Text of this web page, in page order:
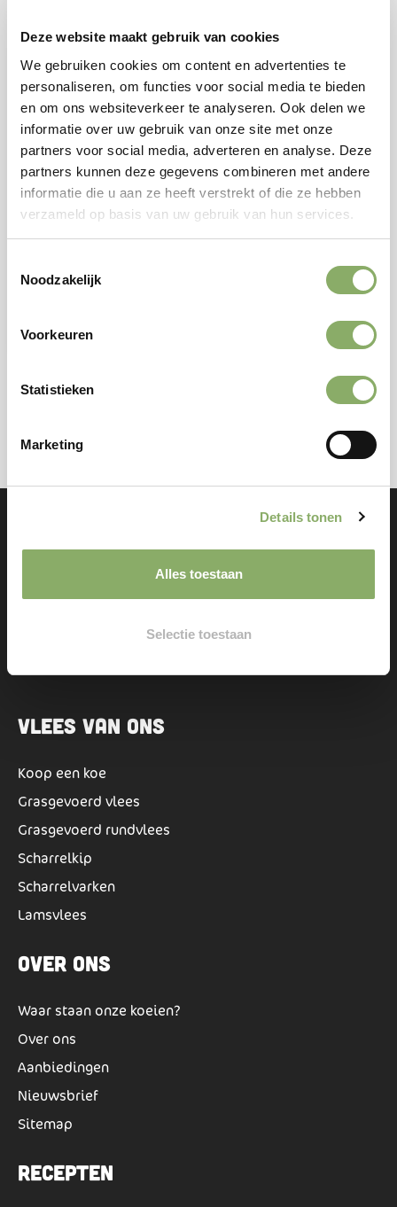
Deze website maakt gebruik van cookies
We gebruiken cookies om content en advertenties te
personaliseren, om functies voor social media te bieden
en om ons websiteverkeer te analyseren. Ook delen we
informatie over uw gebruik van onze site met onze
partners voor social media, adverteren en analyse. Deze
partners kunnen deze gegevens combineren met andere
informatie die u aan ze heeft verstrekt of die ze hebben
verzameld op basis van uw gebruik van hun services.
Noodzakelijk
Voorkeuren
Statistieken
Marketing
Details tonen
Alles toestaan
Selectie toestaan
Zachte Kracht
Olijfolie 3 liter blik
95,00
Onze voordelen
Vlees van ons
Koop een koe
Grasgevoerd vlees
Grasgevoerd rundvlees
Scharrelkip
Scharrelvarken
Lamsvlees
Over ons
Waar staan onze koeien?
Over ons
Aanbiedingen
Nieuwsbrief
Sitemap
Recepten